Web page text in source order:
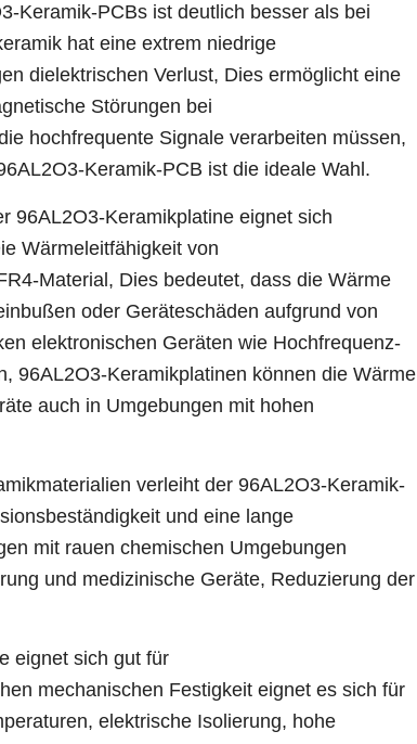
Keramik-PCBs ist deutlich besser als bei
hat eine extrem niedrige
dielektrischen Verlust, Dies ermöglicht eine
Störungen bei
hochfrequente Signale verarbeiten müssen,
Keramik-PCB ist die ideale Wahl.
96AL2O3-Keramikplatine eignet sich
Wärmeleitfähigkeit von
Material, Dies bedeutet, dass die Wärme
oder Geräteschäden aufgrund von
elektronischen Geräten wie Hochfrequenz-
96AL2O3-Keramikplatinen können die Wärme
auch in Umgebungen mit hohen
verleiht der 96AL2O3-Keramik-
und eine lange
mit rauen chemischen Umgebungen
und medizinische Geräte, Reduzierung der
eignet sich gut für
mechanischen Festigkeit eignet es sich für
elektrische Isolierung, hohe